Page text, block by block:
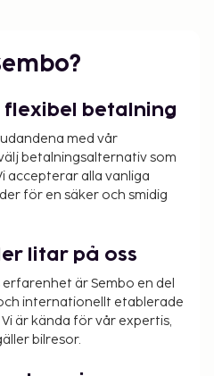
flexibel betalning
med vår
betalningsalternativ som
accepterar alla vanliga
för en säker och smidig
litar på oss
är Sembo en del
internationellt etablerade
är kända för vår expertis,
bilresor.